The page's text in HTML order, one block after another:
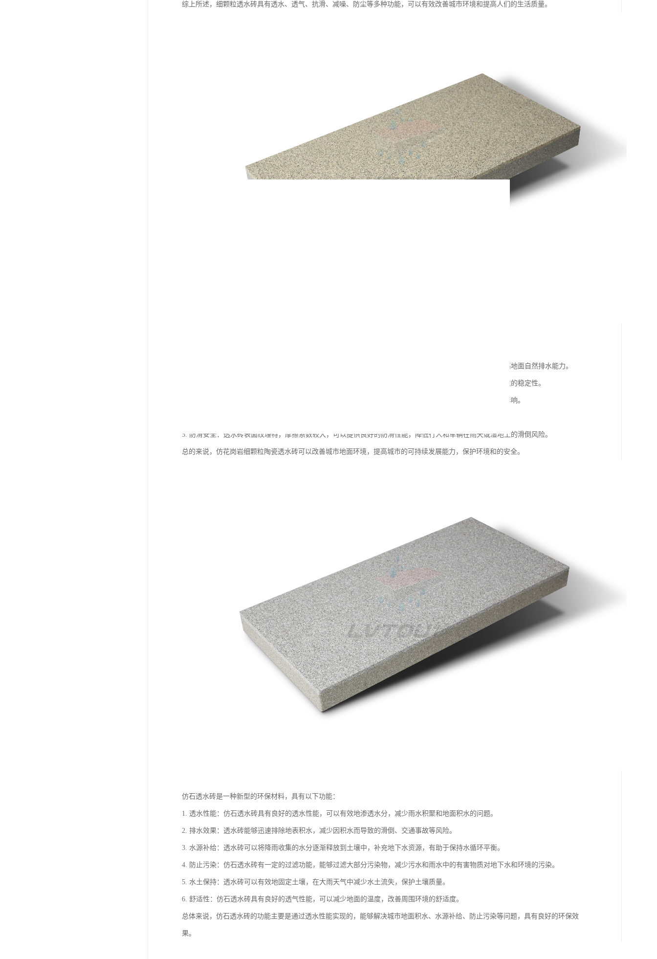
综上所述，细颗粒透水砖具有透水、透气、抗滑、减噪、防尘等多种功能，可以有效改善城市环境和提高人们的生活质量。
1. 透水排水：透水砖的表面具有一定的透水性，可以使水自然渗透到地下，减少地面积水和水患的发生，提高地面自然排水能力。
2. 保护环境：透水砖可以减少城市建成区的地面积水，减缓雨水径流对自然水环境的冲击，保护自然生态环境的稳定性。
3. 降噪减震：透水砖的材料特性能够有效吸收和分散地面上的噪音，减少城市交通和施工噪声对周边环境的影响。
5. 防滑安全：透水砖表面纹理特，摩擦系数较大，可以提供良好的防滑性能，降低行人和车辆在雨天或湿地上的滑倒风险。
总的来说，仿花岗岩细颗粒陶瓷透水砖可以改善城市地面环境，提高城市的可持续发展能力，保护环境和的安全。
仿石透水砖是一种新型的环保材料，具有以下功能：
1. 透水性能：仿石透水砖具有良好的透水性能，可以有效地渗透水分，减少雨水积聚和地面积水的问题。
2. 排水效果：透水砖能够迅速排除地表积水，减少因积水而导致的滑倒、交通事故等风险。
3. 水源补给：透水砖可以将降雨收集的水分逐渐释放到土壤中，补充地下水资源，有助于保持水循环平衡。
4. 防止污染：仿石透水砖有一定的过滤功能，能够过滤大部分污染物，减少污水和雨水中的有害物质对地下水和环境的污染。
5. 水土保持：透水砖可以有效地固定土壤，在大雨天气中减少水土流失，保护土壤质量。
6. 舒适性：仿石透水砖具有良好的透气性能，可以减少地面的温度，改善周围环境的舒适度。
总体来说，仿石透水砖的功能主要是通过透水性能实现的，能够解决城市地面积水、水源补给、防止污染等问题，具有良好的环保效
果。